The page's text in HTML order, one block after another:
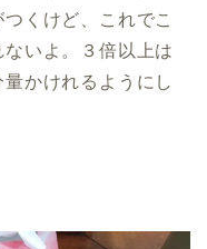
くけど、これでこ
いよ。３倍以上は
かけれるようにし